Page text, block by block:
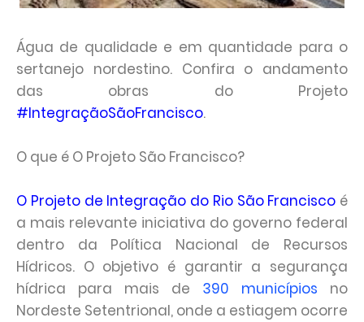
Água de qualidade e em quantidade para o
sertanejo nordestino. Confira o andamento
das obras do Projeto
#‎IntegraçãoSãoFrancisco‬.
O que é O Projeto São Francisco?
O Projeto de Integração do Rio São Francisco é
a mais relevante iniciativa do governo federal
dentro da Política Nacional de Recursos
Hídricos. O objetivo é garantir a segurança
hídrica para mais de 390 municípios no
Nordeste Setentrional, onde a estiagem ocorre